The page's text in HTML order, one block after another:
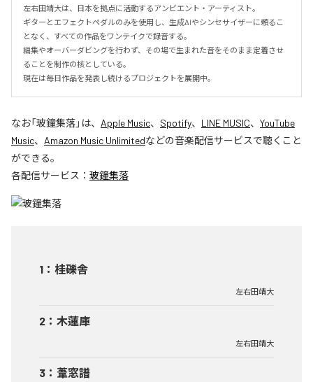
左右田靖大は、日本を拠点に活動するアンビエント・アーティスト。
ギターとエフェクトペダルのみを使用し、生成AIやシンセサイザーに頼るこ
となく、すべての作品をワンテイクで録音する。
編集やオーバーダビングを行わず、その場で生まれた音をそのまま定着させ
ることを制作の核としている。
現在は毎日作品を発表し続けるプロジェクトを展開中。
なお「玻鐘集落」は、 Apple Music、 Spotify、 LINE MUSIC、 YouTube
Music、 Amazon Music Unlimitedなどの音楽配信サービスで聴くこと
ができる。
各配信サービス： 玻鐘集落
1 ： 桂礫舎
左右田靖大
2 ： 木蓮庫
左右田靖大
3 ： 葦窓譜